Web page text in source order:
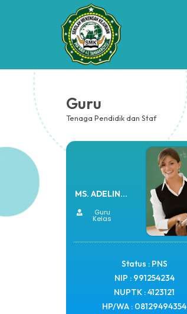
Guru
Tenaga Pendidik dan Staf
MS. ADELIN...
Guru
Kelas
Status : PNS
NIP : 991254234
NUPTK : 4123121
HP/WA : 08129494354